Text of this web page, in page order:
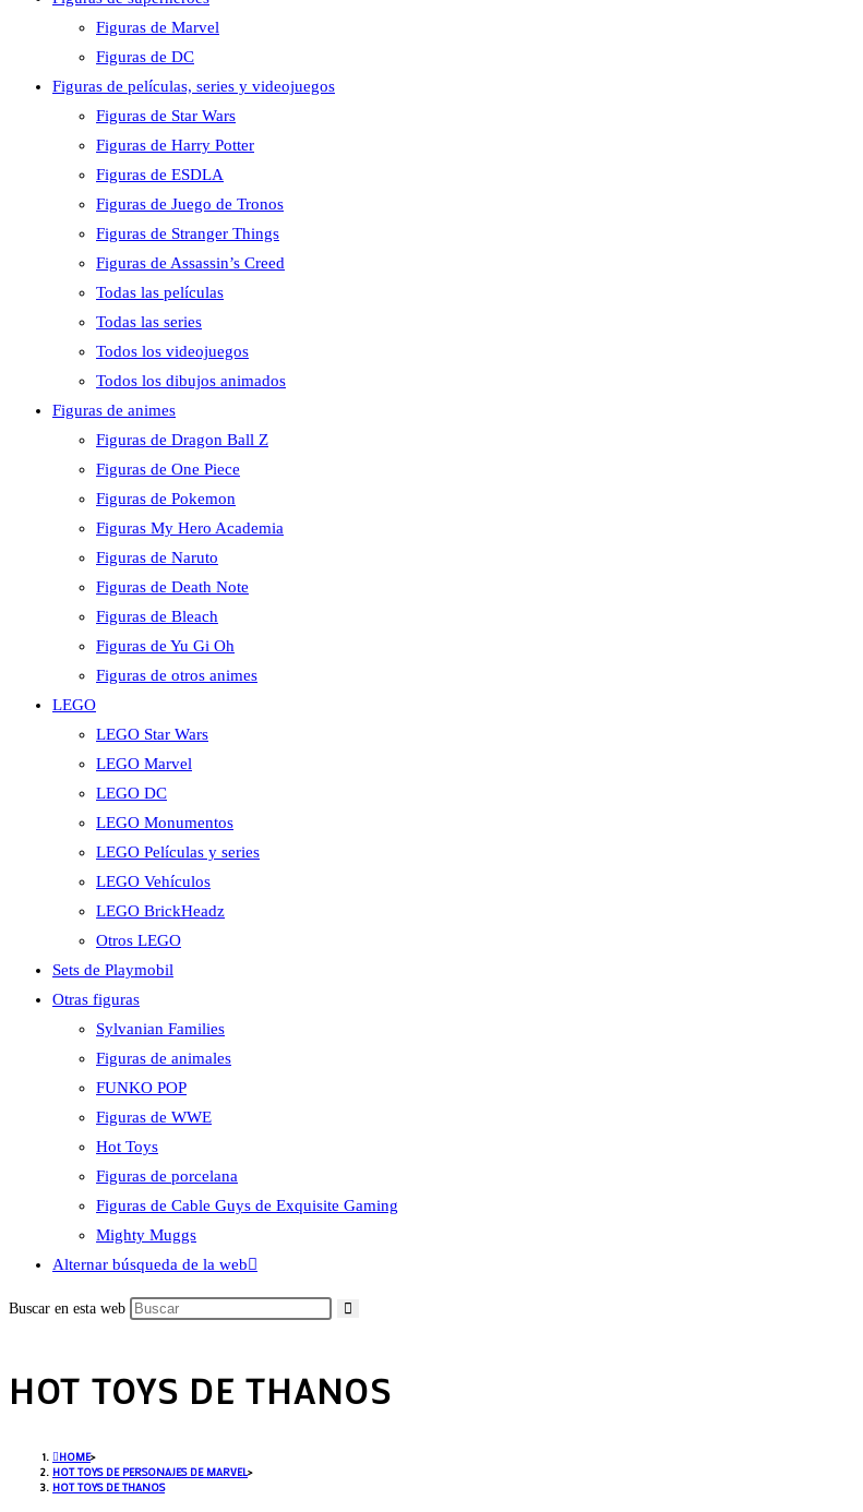
Figuras de Marvel
Figuras de DC
Figuras de películas, series y videojuegos
Figuras de Star Wars
Figuras de Harry Potter
Figuras de ESDLA
Figuras de Juego de Tronos
Figuras de Stranger Things
Figuras de Assassin’s Creed
Todas las películas
Todas las series
Todos los videojuegos
Todos los dibujos animados
Figuras de animes
Figuras de Dragon Ball Z
Figuras de One Piece
Figuras de Pokemon
Figuras My Hero Academia
Figuras de Naruto
Figuras de Death Note
Figuras de Bleach
Figuras de Yu Gi Oh
Figuras de otros animes
LEGO
LEGO Star Wars
LEGO Marvel
LEGO DC
LEGO Monumentos
LEGO Películas y series
LEGO Vehículos
LEGO BrickHeadz
Otros LEGO
Sets de Playmobil
Otras figuras
Sylvanian Families
Figuras de animales
FUNKO POP
Figuras de WWE
Hot Toys
Figuras de porcelana
Figuras de Cable Guys de Exquisite Gaming
Mighty Muggs
Alternar búsqueda de la web
Buscar en esta web
HOT TOYS DE THANOS
HOME>
HOT TOYS DE PERSONAJES DE MARVEL>
HOT TOYS DE THANOS